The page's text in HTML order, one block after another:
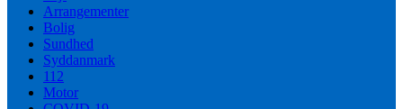
Arrangementer
Bolig
Sundhed
Syddanmark
112
Motor